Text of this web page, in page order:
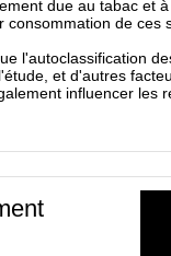
due au tabac et
de ces
l'autoclassification
et d'autres
influencer les